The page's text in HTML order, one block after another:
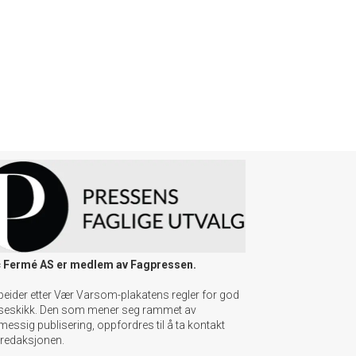
Fermé AS er medlem av Fagpressen.
etter Vær Varsom-plakatens regler for god
Den som mener seg rammet av
publisering, oppfordres til å ta kontakt